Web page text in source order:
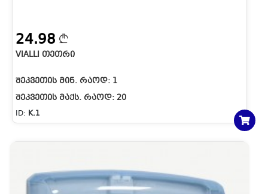
24.98
VIALLI ᲗᲔᲗᲠᲘ
ᲨᲔᲙᲕᲔᲗᲘᲡ ᲛᲘᲜ. ᲠᲐᲝᲓ: 1
ᲨᲔᲙᲕᲔᲗᲘᲡ ᲛᲐᲥᲡ. ᲠᲐᲝᲓ: 20
ID: K.1